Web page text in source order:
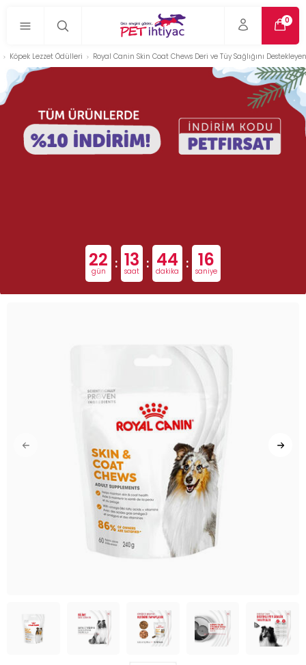
0
Köpek Lezzet Ödülleri Royal Canin Skin Coat Chews Deri ve Tüy Sağlığını
22
gün : 13
saat : 44
dakika : 15
saniye